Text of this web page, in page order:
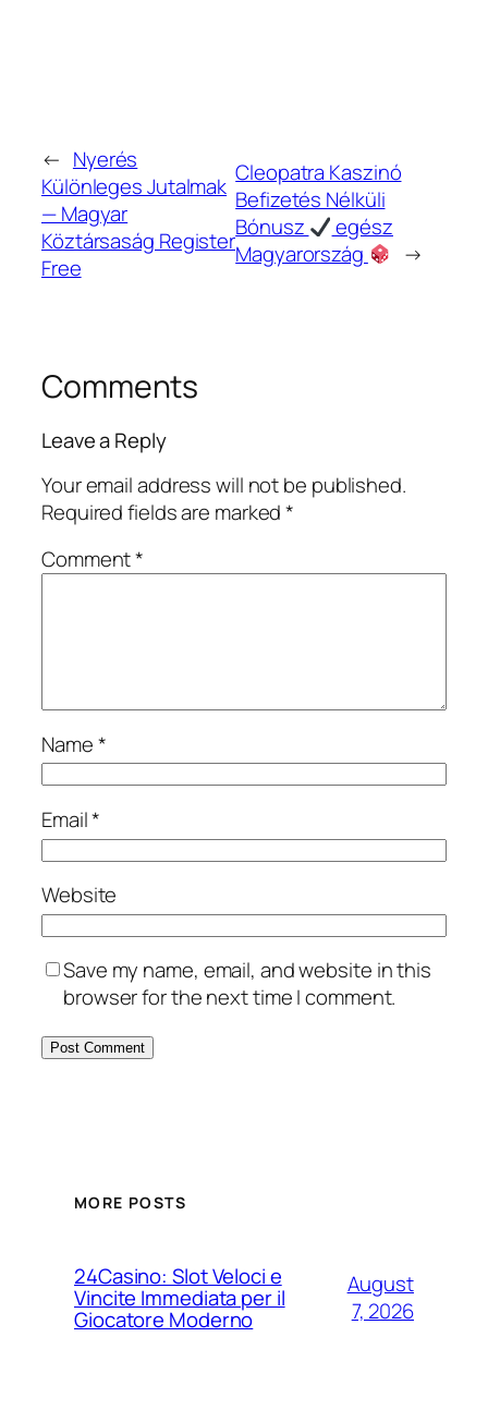
← Nyerés
Különleges Jutalmak
— Magyar
Köztársaság Register
Free
Cleopatra Kaszinó
Befizetés Nélküli
Bónusz
egész
Magyarország
→
Comments
Leave a Reply
Your email address will not be published.
Required fields are marked*
Comment*
Name*
Email*
Website
Save my name, email, and website in this
browser for the next time I comment.
MORE POSTS
24Casino: Slot Veloci e
Vincite Immediata per il
Giocatore Moderno
August
7, 2026